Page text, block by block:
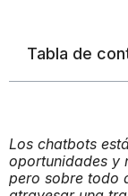
Tabla de
Los chatbots
oportunidades y
pero sobre todo